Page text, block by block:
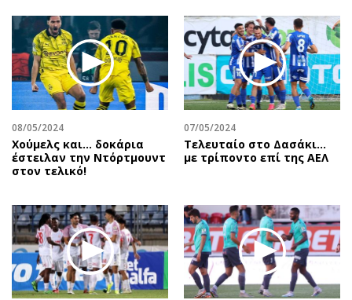
08/05/2024
Χούμελς και... δοκάρια
έστειλαν την Ντόρτμουντ
στον τελικό!
07/05/2024
Τελευταίο στο Δασάκι…
με τρίποντο επί της ΑΕΛ